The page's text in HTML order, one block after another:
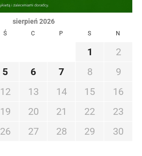
sierpień 2026
Ś C P S N
1
2
5 6 7 8
9
12 13 14 15
16
19 20 21 22
23
26 27 28 29
30